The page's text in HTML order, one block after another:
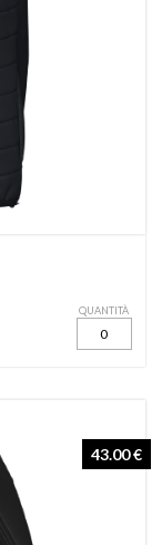
QUANTITÀ
43.00 €